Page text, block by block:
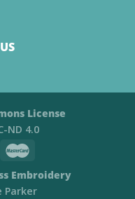
License
ND 4.0​
Embroidery
Parker